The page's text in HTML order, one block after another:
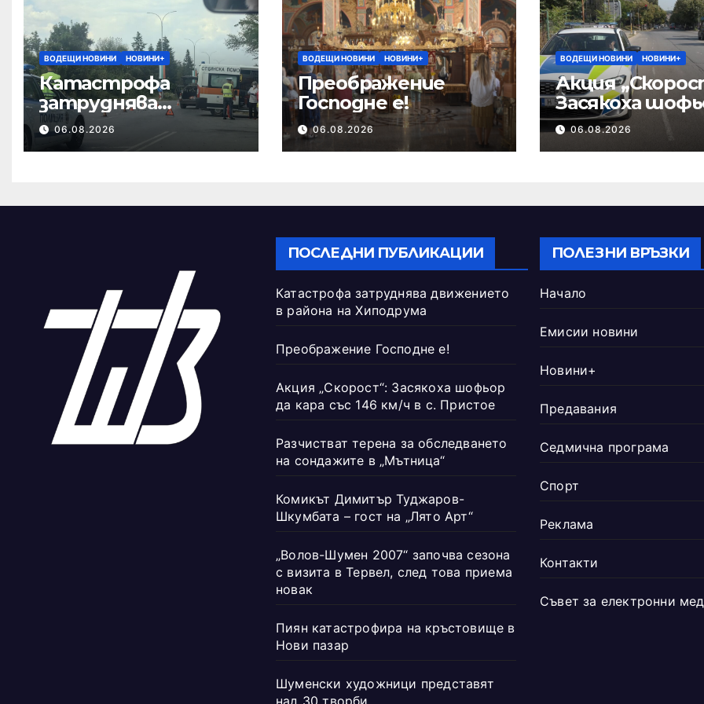
ВОДЕЩИ НОВИНИ НОВИНИ+
Катастрофа
затруднява
движението в
района на
06.08.2026
ВОДЕЩИ НОВИНИ НОВИНИ+
Преображение
Господне е!
06.08.2026
ВОДЕЩИ НОВИНИ НОВИНИ+
Акция
Засякоха
кара със 146 км/
Пристое
06.08.2026
ПОСЛЕДНИ ПУБЛИКАЦИИ
Катастрофа затруднява движението
в района на Хиподрума
Преображение Господне е!
Акция „Скорост“: Засякоха шофьор
да кара със 146 км/ч в с. Пристое
Разчистват терена за обследването
на сондажите в „Мътница“
Комикът Димитър Туджаров-
Шкумбата – гост на „Лято Арт“
„Волов-Шумен 2007“ започва сезона
с визита в Тервел, след това приема
новак
Пиян катастрофира на кръстовище в
Нови пазар
Шуменски художници представят
ПОЛЕЗНИ ВРЪЗКИ
Начало
Емисии новини
Новини+
Предавания
Седмична програма
Спорт
Реклама
Контакти
Съвет за електронни